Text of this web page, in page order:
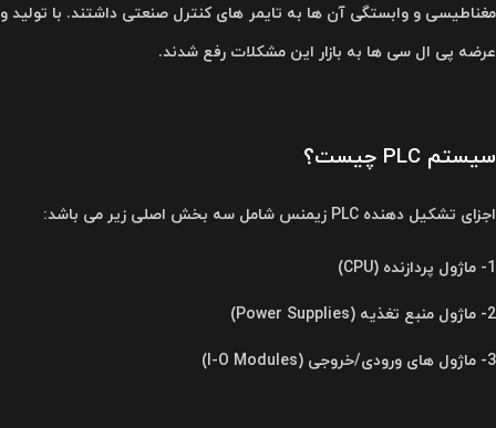
مغناطیسی و وابستگی آن ها به تایمر های کنترل صنعتی داشتند. با تولید و
عرضه پی ال سی ها به بازار این مشکلات رفع شدند.
سیستم PLC چیست؟
اجزای تشکیل دهنده PLC زیمنس شامل سه بخش اصلی زیر می باشد:
1- ماژول پردازنده (CPU)
2- ماژول منبع تغذیه (Power Supplies)
3- ماژول های ورودی/خروجی (I-O Modules)